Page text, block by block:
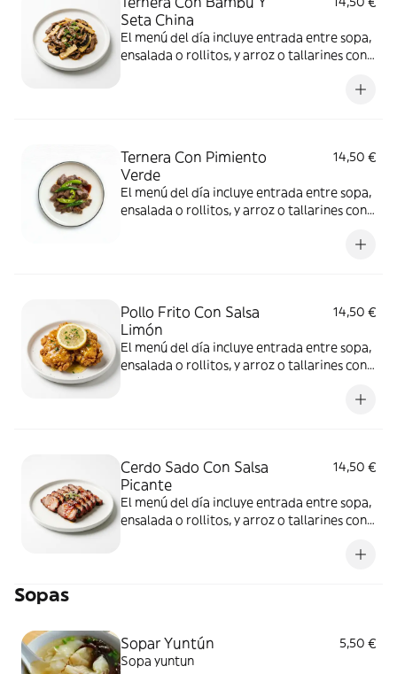
Seta China
El menú del día incluye entrada entre sopa,
ensalada o rollitos, y arroz o tallarines con
Ternera Con Pimiento
Verde
14,50 €
El menú del día incluye entrada entre sopa,
ensalada o rollitos, y arroz o tallarines con
Pollo Frito Con Salsa
Limón
14,50 €
El menú del día incluye entrada entre sopa,
ensalada o rollitos, y arroz o tallarines con
Cerdo Sado Con Salsa
Picante
14,50 €
El menú del día incluye entrada entre sopa,
ensalada o rollitos, y arroz o tallarines con
Sopas
Sopar Yuntún
5,50 €
Sopa yuntun